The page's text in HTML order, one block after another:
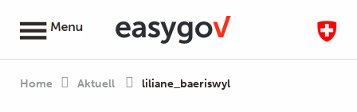
Home Aktuell liliane_baeriswyl